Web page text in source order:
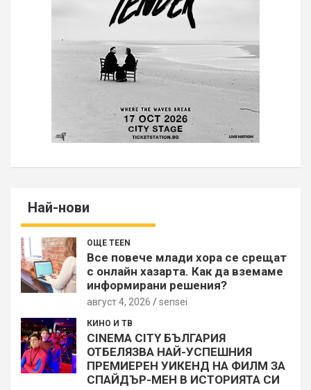
Най-нови
ОЩЕ TEEN
Все повече млади хора се срещат
с онлайн хазарта. Как да вземаме
информирани решения?
август 4, 2026 sensei
КИНО И ТВ
CINEMA CITY БЪЛГАРИЯ
ОТБЕЛЯЗВА НАЙ-УСПЕШНИЯ
ПРЕМИЕРЕН УИКЕНД НА ФИЛМ ЗА
СПАЙДЪР-МЕН В ИСТОРИЯТА СИ